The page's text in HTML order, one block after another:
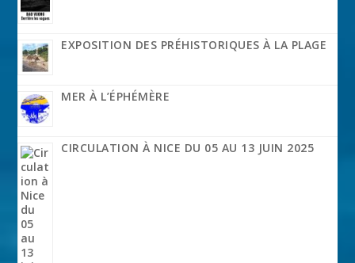
EXPOSITION DES PRÉHISTORIQUES À LA PLAGE
MER À L’ÉPHÉMÈRE
CIRCULATION À NICE DU 05 AU 13 JUIN 2025